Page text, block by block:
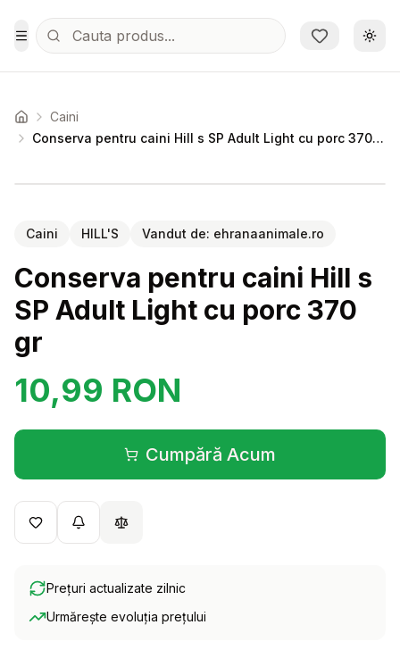
Sari la conținutul principal
Toggle Menu
Acasa Caini
Conserva pentru caini Hill s SP Adult Light cu porc 370 gr
Caini HILL'S Vandut de: ehranaanimale.ro
Conserva pentru caini Hill s
SP Adult Light cu porc 370
gr
10,99 RON
Cumpără Acum
(se deschide într-o filă
Prețuri actualizate zilnic
Urmărește evoluția prețului